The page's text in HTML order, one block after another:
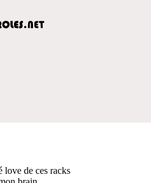
love de ces racks